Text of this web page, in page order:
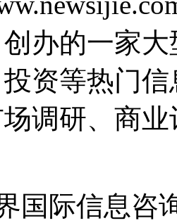
办的一家
资等热门
调研、商
国际信息咨